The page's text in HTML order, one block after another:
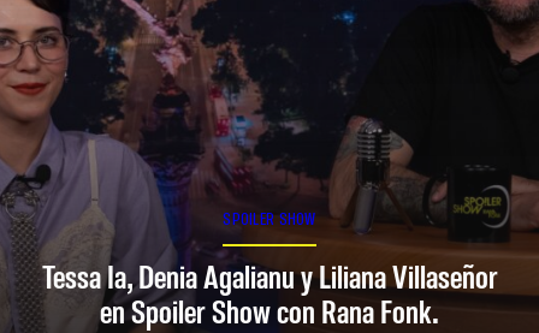
SPOILER SHOW
Tessa Ia, Denia Agalianu y Liliana Villaseñor
en Spoiler Show con Rana Fonk.